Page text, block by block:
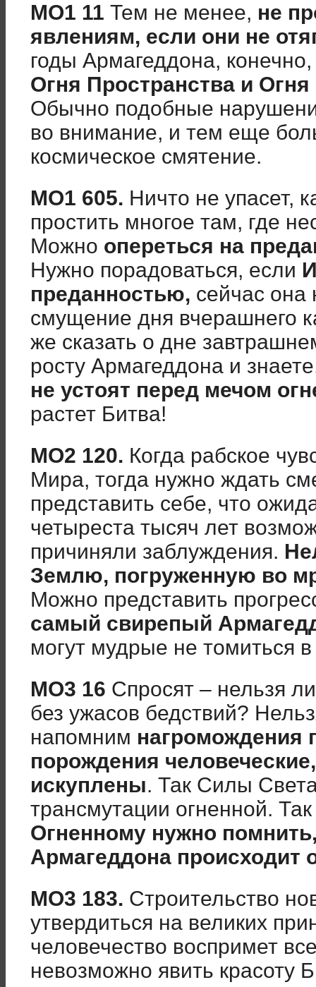
МО1 11 Тем не менее, не
явлениям, если они не
годы Армагеддона,
Огня Пространства и
Обычно подобные
во внимание, и тем еще
космическое смятение.
МО1 605. Ничто не упасет,
простить многое там, где
Можно опереться на
Нужно порадоваться, если
преданностью, сейчас
смущение дня вчерашнего
же сказать о дне
росту Армагеддона и
не устоят перед мечом
растет Битва!
МО2 120. Когда рабское
Мира, тогда нужно ждать
представить себе, что
четыреста тысяч лет
причиняли заблуждения.
Землю, погруженную во
Можно представить
самый свирепый
могут мудрые не томиться
МО3 16 Спросят – нельзя
без ужасов бедствий?
напомним нагромождения
порождения
искуплены. Так Силы
трансмутации огненной.
Огненному нужно
Армагеддона происходит
МО3 183. Строительство
утвердиться на великих
человечество воспримет
невозможно явить красоту